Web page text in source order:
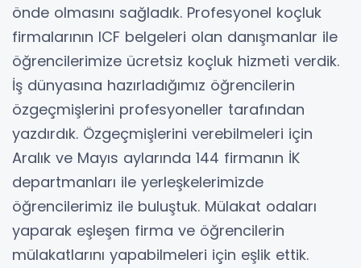
önde olmasını sağladık. Profesyonel koçluk
firmalarının ICF belgeleri olan danışmanlar ile
öğrencilerimize ücretsiz koçluk hizmeti verdik.
İş dünyasına hazırladığımız öğrencilerin
özgeçmişlerini profesyoneller tarafından
yazdırdık. Özgeçmişlerini verebilmeleri için
Aralık ve Mayıs aylarında 144 firmanın İK
departmanları ile yerleşkelerimizde
öğrencilerimiz ile buluştuk. Mülakat odaları
yaparak eşleşen firma ve öğrencilerin
mülakatlarını yapabilmeleri için eşlik ettik.